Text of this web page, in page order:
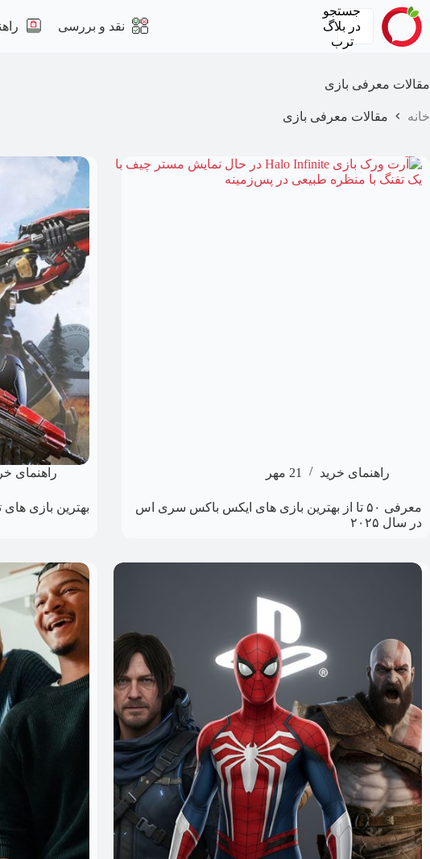
پرش
به
محتوا
جستجو
در بلاگ
ترب
نقد و بررسی
مقالات معرفی بازی
خانه مقالات معرفی بازی
راهنمای خرید 21 مهر
معرفی ۵۰ تا از بهترین بازی های ایکس باکس سری اس
در سال ۲۰۲۵
راهنمای
بهترین بازی